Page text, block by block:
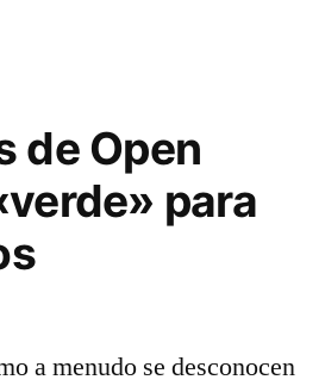
de Open
para
a menudo se desconocen